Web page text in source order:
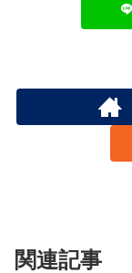
関連記事